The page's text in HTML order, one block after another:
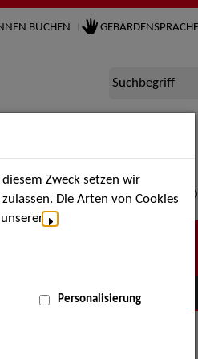
BUCHEN GEBÄRDENSPRACHE
Suchbegriff
Termine Portfolio
MENÜ
Zweck setzen wir
Die Arten von Cookies
Personalisierung